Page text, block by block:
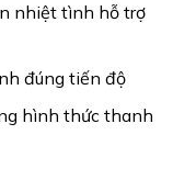
nhiệt tình hỗ trợ
đúng tiến độ
hình thức thanh